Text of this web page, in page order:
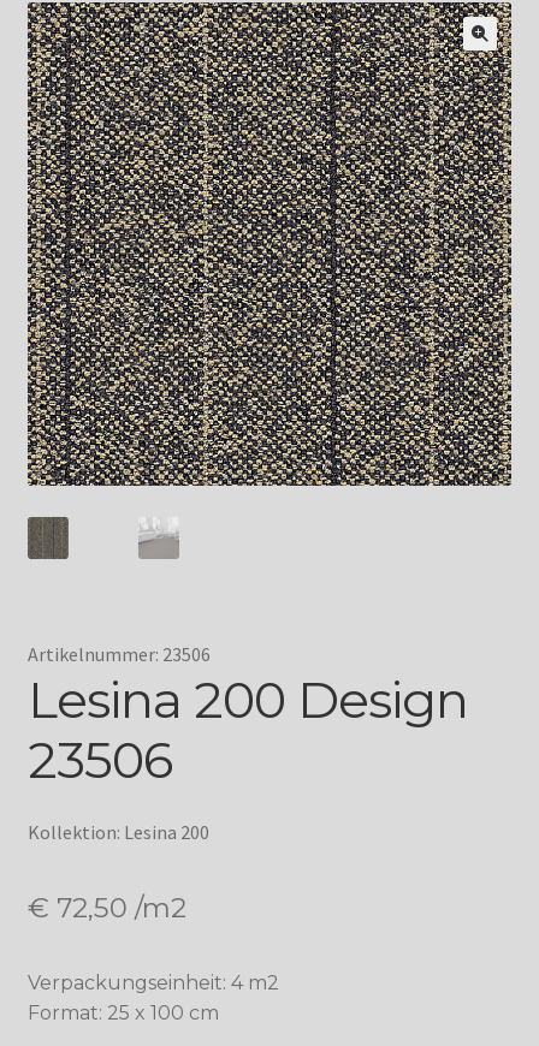
Artikelnummer: 23506
Lesina 200 Design
23506
Kollektion: Lesina 200
€ 72,50 /m2
Verpackungseinheit: 4 m2
Format: 25 x 100 cm